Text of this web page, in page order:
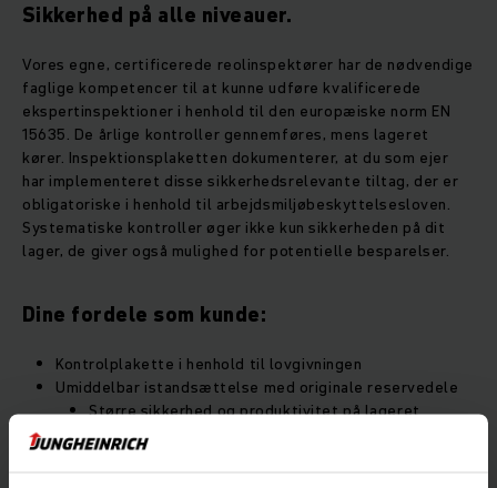
Sikkerhed på alle niveauer.
Vores egne, certificerede reolinspektører har de nødvendige
faglige kompetencer til at kunne udføre kvalificerede
ekspertinspektioner i henhold til den europæiske norm EN
15635. De årlige kontroller gennemføres, mens lageret
kører. Inspektionsplaketten dokumenterer, at du som ejer
har implementeret disse sikkerhedsrelevante tiltag, der er
obligatoriske i henhold til arbejdsmiljøbeskyttelsesloven.
Systematiske kontroller øger ikke kun sikkerheden på dit
lager, de giver også mulighed for potentielle besparelser.
Dine fordele som kunde:
Kontrolplakette i henhold til lovgivningen
Umiddelbar istandsættelse med originale reservedele
Større sikkerhed og produktivitet på lageret